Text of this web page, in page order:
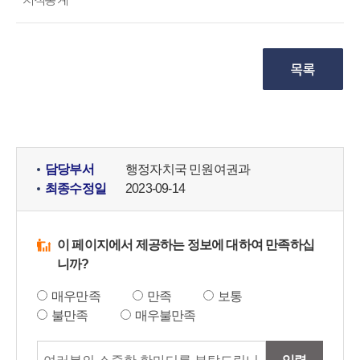
담당부서
행정자치국 민원여권과
최종수정일
2023-09-14
이 페이지에서 제공하는 정보에 대하여 만족하십
니까?
매우만족 만족
보통
불만족
매우불만족